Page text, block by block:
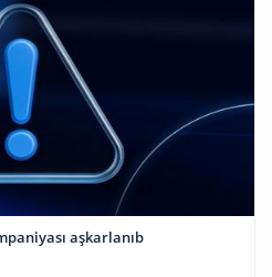
aşkarlanıb